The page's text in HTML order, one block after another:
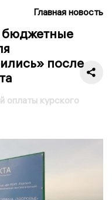
Главная новость
бюджетные
после
оплаты курского